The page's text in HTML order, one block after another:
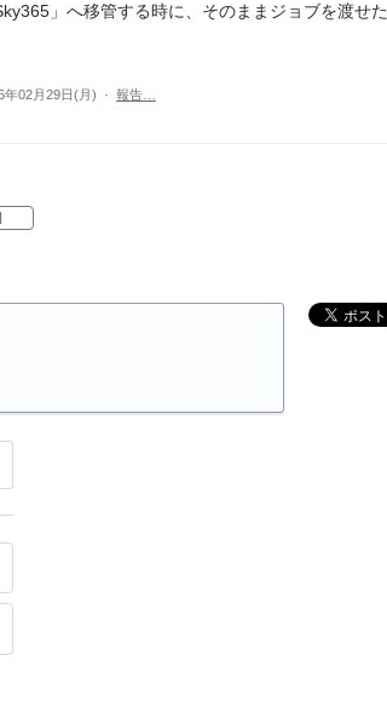
」へ移管する時に、そのままジョブを渡せた
年02月29日(月) · 報告…